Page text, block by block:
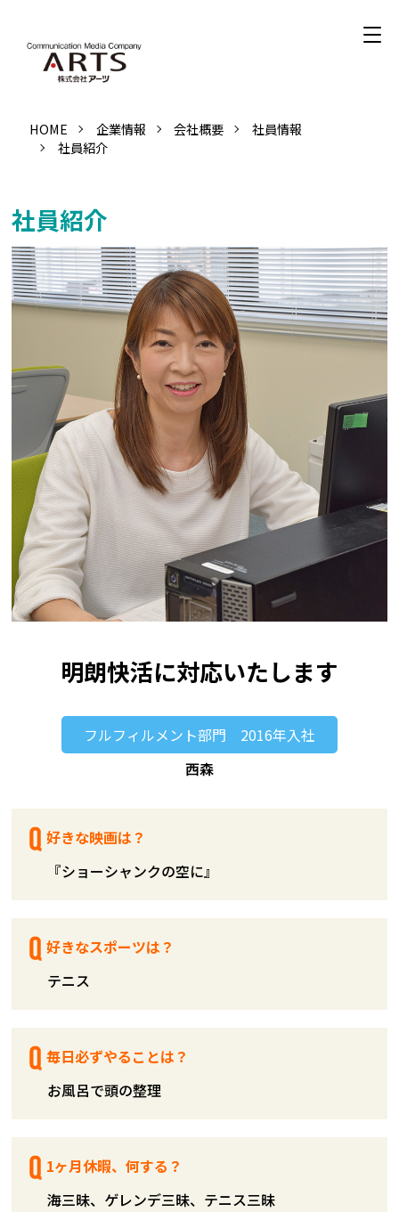
HOME 企業情報 会社概要
社員情報
社員紹介
社員紹介
明朗快活に対応いたします
フルフィルメント部門 2016年入社
好きな映画は？
『ショーシャンクの空に』
好きなスポーツは？
テニス
毎日必ずやることは？
お風呂で頭の整理
1ヶ月休暇、何する？
海三昧、ゲレンデ三昧、テニス三昧